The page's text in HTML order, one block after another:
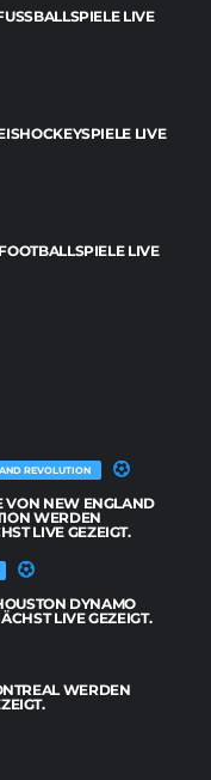
LIVE Ü
LIVE
LIVE
REVOLUTION
VON NEW ENGLAND
WERDEN
LIVE GEZEIGT.
DYNAMO
LIVE GEZEIGT.
WERDEN